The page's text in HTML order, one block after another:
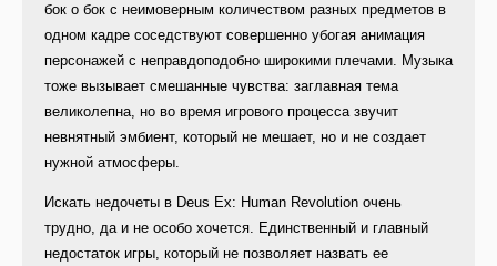
бок о бок с неимоверным количеством разных предметов в
одном кадре соседствуют совершенно убогая анимация
персонажей с неправдоподобно широкими плечами. Музыка
тоже вызывает смешанные чувства: заглавная тема
великолепна, но во время игрового процесса звучит
невнятный эмбиент, который не мешает, но и не создает
нужной атмосферы.
Искать недочеты в Deus Ex: Human Revolution очень
трудно, да и не особо хочется. Единственный и главный
недостаток игры, который не позволяет назвать ее